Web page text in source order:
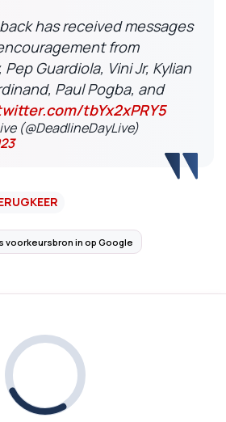
has received messages
from
Guardiola, Vini Jr, Kylian
Paul Pogba, and
tbYx2xPRY5
(@DeadlineDayLive)
voorkeursbron in op Google